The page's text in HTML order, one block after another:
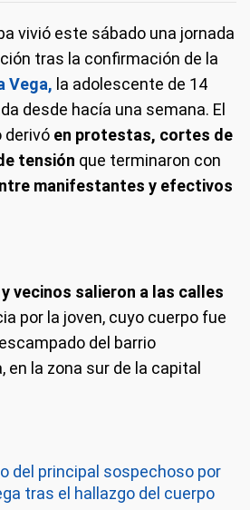
vivió este sábado una jornada
tras la confirmación de la
Vega, la adolescente de 14
desde hacía una semana. El
derivó en protestas, cortes de
tensión que terminaron con
manifestantes y efectivos
vecinos salieron a las calles
por la joven, cuyo cuerpo fue
del barrio
en la zona sur de la capital
del principal sospechoso por
tras el hallazgo del cuerpo